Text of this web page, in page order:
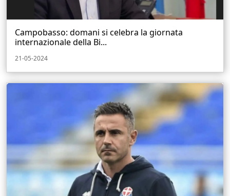
Campobasso: domani si celebra la giornata
internazionale della Bi...
21-05-2024